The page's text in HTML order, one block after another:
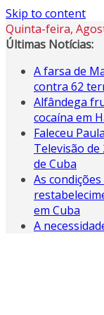
Skip to content
Quinta-feira,
Últimas Notícias:
A farsa de
contra 62
Alfândega
cocaína em
Faleceu
Televisão de
de Cuba
As
em Cuba
A